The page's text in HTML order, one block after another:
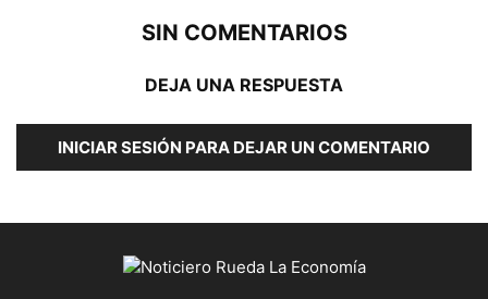
SIN COMENTARIOS
DEJA UNA RESPUESTA
INICIAR SESIÓN PARA DEJAR UN COMENTARIO